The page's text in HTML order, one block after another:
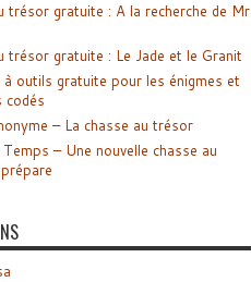
trésor gratuite : A la recherche de Mr
trésor gratuite : Le Jade et le Granit
à outils gratuite pour les énigmes et
codés
– La chasse au trésor
Temps – Une nouvelle chasse au